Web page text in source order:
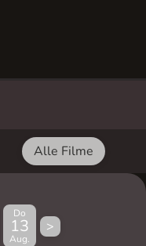
Alle Filme
Do
13
Aug.
>